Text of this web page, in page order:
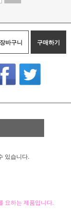
장바구니 구매하기
있습니다.
요하는 제품입니다.